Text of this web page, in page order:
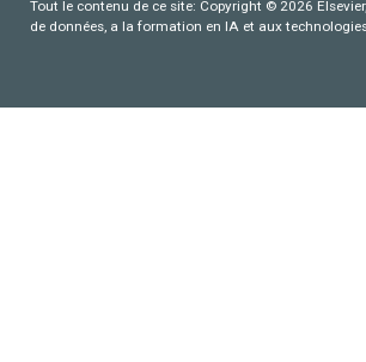
Tout le contenu de ce site: Copyright © 2026
de données, a la formation en IA et aux